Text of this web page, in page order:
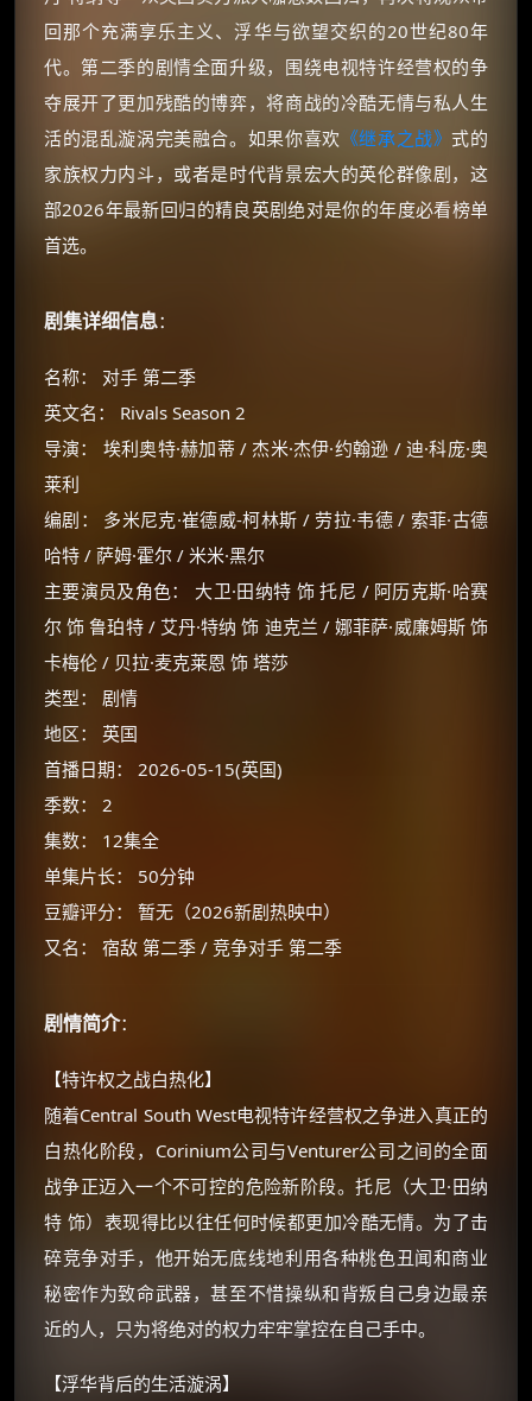
回那个充满享乐主义、浮华与欲望交织的20世纪80年
代。第二季的剧情全面升级，围绕电视特许经营权的争
夺展开了更加残酷的博弈，将商战的冷酷无情与私人生
活的混乱漩涡完美融合。如果你喜欢 《继承之战》式的
家族权力内斗，或者是时代背景宏大的英伦群像剧，这
部2026年最新回归的精良英剧绝对是你的年度必看榜单
首选。
剧集详细信息：
名称： 对手 第二季
英文名： Rivals Season 2
导演： 埃利奥特·赫加蒂 / 杰米·杰伊·约翰逊 / 迪·科庞·奥
莱利
编剧： 多米尼克·崔德威-柯林斯 / 劳拉·韦德 / 索菲·古德
哈特 / 萨姆·霍尔 / 米米·黑尔
主要演员及角色： 大卫·田纳特 饰 托尼 / 阿历克斯·哈赛
尔 饰 鲁珀特 / 艾丹·特纳 饰 迪克兰 / 娜菲萨·威廉姆斯 饰
卡梅伦 / 贝拉·麦克莱恩 饰 塔莎
类型： 剧情
地区： 英国
首播日期： 2026-05-15(英国)
季数： 2
集数： 12集全
单集片长： 50分钟
豆瓣评分： 暂无（2026新剧热映中）
又名： 宿敌 第二季 / 竞争对手 第二季
剧情简介：
【特许权之战白热化】
随着Central South West电视特许经营权之争进入真正的
白热化阶段，Corinium公司与Venturer公司之间的全面
战争正迈入一个不可控的危险新阶段。托尼（大卫·田纳
特 饰）表现得比以往任何时候都更加冷酷无情。为了击
碎竞争对手，他开始无底线地利用各种桃色丑闻和商业
秘密作为致命武器，甚至不惜操纵和背叛自己身边最亲
近的人，只为将绝对的权力牢牢掌控在自己手中。
【浮华背后的生活漩涡】
×